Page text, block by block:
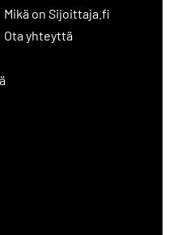
Mikä on Sijoittaja.fi
Ota yhteyttä